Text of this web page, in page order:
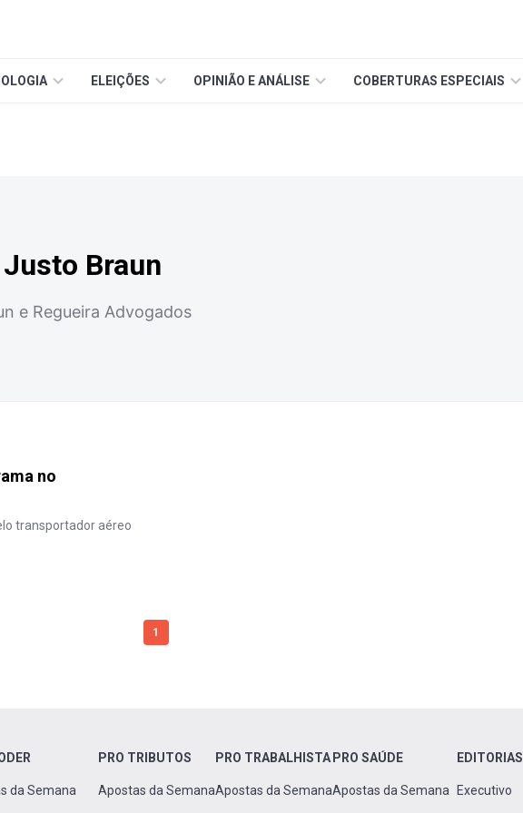
ELEIÇÕES OPINIÃO E ANÁLISE COBERTURAS ESPECIAIS
Braun
e Regueira Advogados
no
transportador aéreo
1
da Semana
PRO TRIBUTOS
Apostas da Semana
PRO TRABALHISTA
Apostas da Semana
PRO SAÚDE
Apostas da Semana
EDITORIAS
Executivo